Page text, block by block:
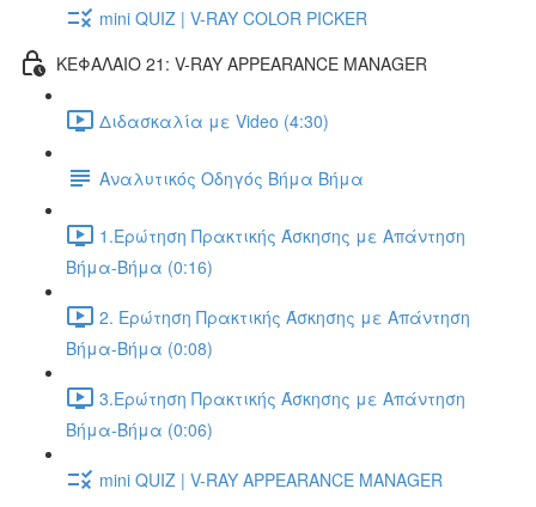
mini QUIZ | V-RAY COLOR PICKER
ΚΕΦΑΛΑΙΟ 21: V-RAY APPEARANCE MANAGER
Διδασκαλία με Video (4:30)
Αναλυτικός Οδηγός Βήμα Βήμα
1.Ερώτηση Πρακτικής Άσκησης με Απάντηση
Βήμα-Βήμα (0:16)
2. Ερώτηση Πρακτικής Άσκησης με Απάντηση
Βήμα-Βήμα (0:08)
3.Ερώτηση Πρακτικής Άσκησης με Απάντηση
Βήμα-Βήμα (0:06)
mini QUIZ | V-RAY APPEARANCE MANAGER